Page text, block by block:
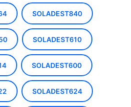
SOLADEST840
SOLADEST610
SOLADEST600
SOLADEST624